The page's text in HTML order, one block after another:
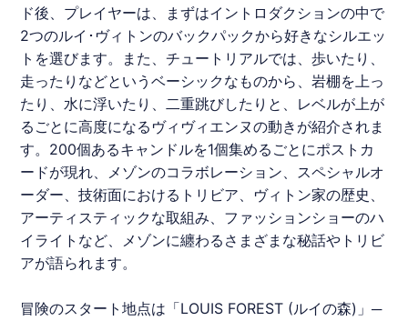
ド後、プレイヤーは、まずはイントロダクションの中で
2つのルイ･ヴィトンのバックパックから好きなシルエッ
トを選びます。また、チュートリアルでは、歩いたり、
走ったりなどというベーシックなものから、岩棚を上っ
たり、水に浮いたり、二重跳びしたりと、レベルが上が
るごとに高度になるヴィヴィエンヌの動きが紹介されま
す。200個あるキャンドルを1個集めるごとにポストカ
ードが現れ、メゾンのコラボレーション、スペシャルオ
ーダー、技術面におけるトリビア、ヴィトン家の歴史、
アーティスティックな取組み、ファッションショーのハ
イライトなど、メゾンに纏わるさまざまな秘話やトリビ
アが語られます。
冒険のスタート地点は「LOUIS FOREST (ルイの森)」─